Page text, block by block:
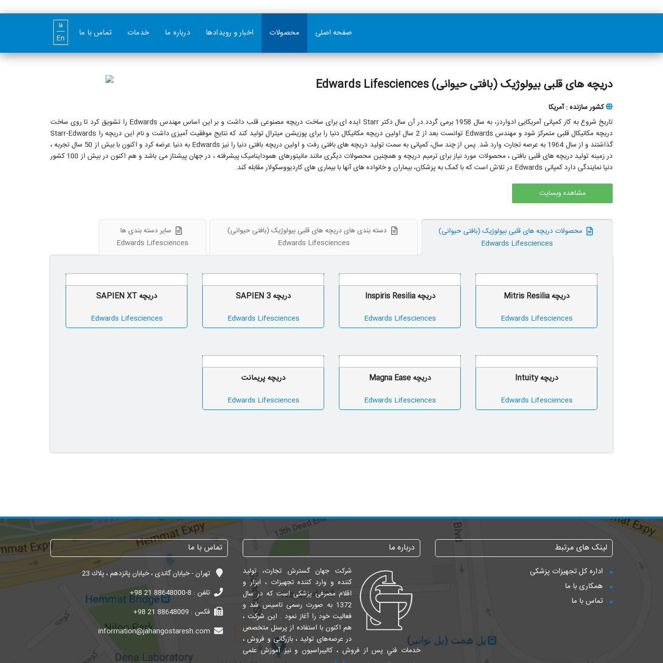
فا
En
صفحه اصلی محصولات اخبار و رویدادها درباره ما خدمات تماس با ما
دریچه های قلبی بیولوژیک (بافتی حیوانی) Edwards Lifesciences
کشور سازنده : آمریکا
تاریخ شروع به کار کمپانی آمریکایی ادواردز، به سال 1958 برمی گردد.در آن سال دکتر Starr ایده ای برای ساخت دریچه مصنوعی قلب داشت و بر این اساس مهندس Edwards را تشویق کرد تا روی ساخت
دریچه مکانیکال قلبی متمرکز شود و مهندس Edwards توانست بعد از 2 سال اولین دریچه مکانیکال دنیا را برای پوزیشن میترال تولید کند که نتایج موفقیت آمیزی داشت و نام این دریچه را Starr-Edwards
گذاشتند و از سال 1964 به عرصه تجارت وارد شد. پس از چند سال، کمپانی به سمت تولید دریچه های بافتی رفت و اولین دریچه بافتی دنیا را نیز Edwards به دنیا عرضه کرد و اکنون با بیش از 50 سال تجربه ،
در زمینه تولید دریچه های قلبی بافتی ، محصولات مورد نیاز برای ترمیم دریچه و همچنین محصولات دیگری مانند مانیتورهای هموداینامیک پیشرفته ، در جهان پیشتاز می باشد و هم اکنون در بیش از 100 کشور
دنیا نمایندگی دارد کمپانی Edwards در تلاش است که با کمک به پزشکان، بیماران و خانواده های آنها با بیماری های کاردیووسکولار مقابله کند.
مشاهده وبسایت
محصولات دریچه های قلبی بیولوژیک (بافتی حیوانی)
Edwards Lifesciences
دسته بندی های دریچه های قلبی بیولوژیک (بافتی حیوانی)
Edwards Lifesciences
سایر دسته بندی ها
Edwards Lifesciences
دریچه Mitris Resilia
Edwards Lifesciences
دریچه Inspiris Resilia
Edwards Lifesciences
دریچه SAPIEN 3
Edwards Lifesciences
دریچه SAPIEN XT
Edwards Lifesciences
دریچه Intuity
Edwards Lifesciences
دریچه Magna Ease
Edwards Lifesciences
دریچه پریمانت
Edwards Lifesciences
لینک های مرتبط
اداره کل تجهیزات پزشکی
همکاری با ما
تماس با ما
درباره ما
شرکت جهان گسترش تجارت، تولید
کننده و وارد کننده تجهیزات ، ابزار و
اقلام مصرفی پزشکی است که در سال
1372 به صورت رسمی تاسیس شد و
فعالیت خود را آغاز نمود . این شرکت ،
هم اکنون با استفاده از پرسنل متخصص
در عرصه‌های تولید ، بازرگانی و فروش ،
خدمات فني پس از فروش ، کالیبراسیون و نیز آموزش علمی
تماس با ما
تهران - خیابان گاندی ، خیابان پانزدهم ، پلاك 23
تلفن : +98 21 88648000-8
فکس : +98 21 88648009
information@jahangostaresh.com